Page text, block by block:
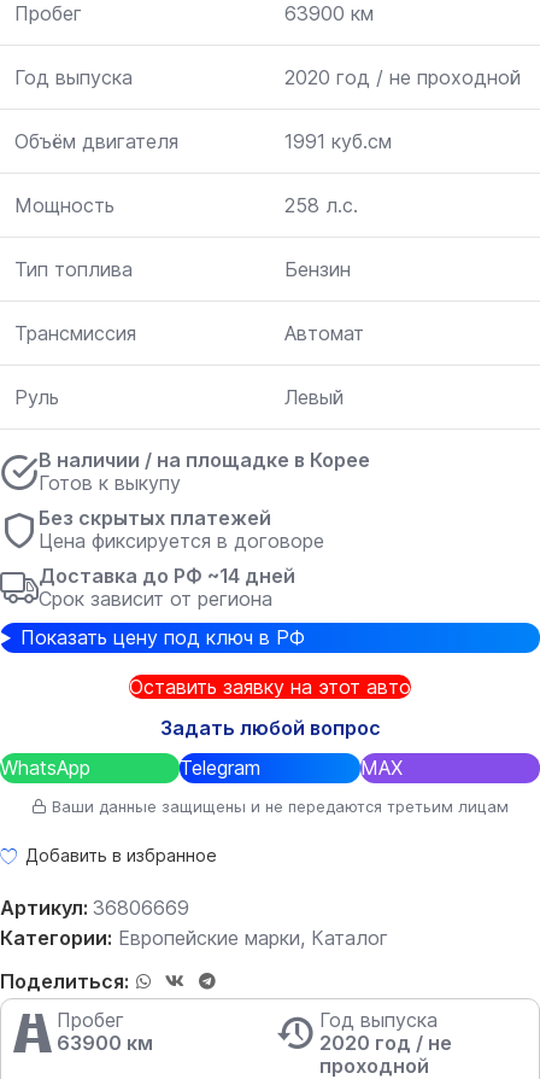
Пробег 63900 км
Год выпуска 2020 год / не проходной
Объём двигателя 1991 куб.см
Мощность 258 л.с.
Тип топлива Бензин
Трансмиссия Автомат
Руль Левый
В наличии / на площадке в Корее
Готов к выкупу
Без скрытых платежей
Цена фиксируется в договоре
Доставка до РФ ~14 дней
Срок зависит от региона
Показать цену под ключ в РФ
Оставить заявку на этот авто
Задать любой вопрос
WhatsApp
Telegram MAX
Ваши данные защищены и не передаются третьим лицам
Добавить в избранное
Артикул: 36806669
Категории: Европейские марки, Каталог
Поделиться:
Пробег
63900 км
Год выпуска
2020 год / не
проходной